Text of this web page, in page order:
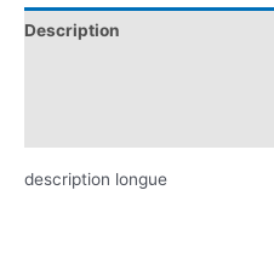
Description
description longue